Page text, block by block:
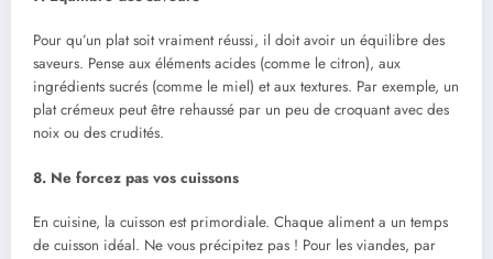
Pour qu’un plat soit vraiment réussi, il doit avoir un équilibre des
saveurs. Pense aux éléments acides (comme le citron), aux
ingrédients sucrés (comme le miel) et aux textures. Par exemple, un
plat crémeux peut être rehaussé par un peu de croquant avec des
noix ou des crudités.
8. Ne forcez pas vos cuissons
En cuisine, la cuisson est primordiale. Chaque aliment a un temps
de cuisson idéal. Ne vous précipitez pas ! Pour les viandes, par